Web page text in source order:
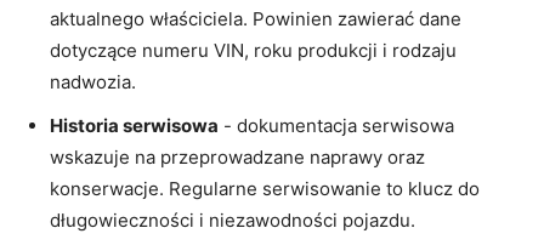
aktualnego właściciela.⁤ Powinien zawierać dane
dotyczące⁤ numeru ⁣VIN, roku produkcji i rodzaju
nadwozia.
Historia⁣ serwisowa -‌ dokumentacja serwisowa
wskazuje na przeprowadzane naprawy oraz
konserwacje. Regularne serwisowanie to klucz do
długowieczności i niezawodności pojazdu.